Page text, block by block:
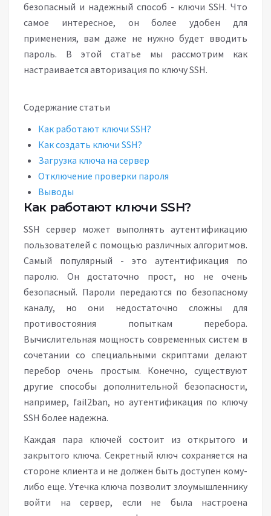
безопасный и надежный способ - ключи SSH. Что
самое интересное, он более удобен для
применения, вам даже не нужно будет вводить
пароль. В этой статье мы рассмотрим как
настраивается авторизация по ключу SSH.
Содержание статьи
Как работают ключи SSH?
Как создать ключи SSH?
Загрузка ключа на сервер
Отключение проверки пароля
Выводы
Как работают ключи SSH?
SSH сервер может выполнять аутентификацию
пользователей с помощью различных алгоритмов.
Самый популярный - это аутентификация по
паролю. Он достаточно прост, но не очень
безопасный. Пароли передаются по безопасному
каналу, но они недостаточно сложны для
противостояния попыткам перебора.
Вычислительная мощность современных систем в
сочетании со специальными скриптами делают
перебор очень простым. Конечно, существуют
другие способы дополнительной безопасности,
например, fail2ban, но аутентификация по ключу
SSH более надежна.
Каждая пара ключей состоит из открытого и
закрытого ключа. Секретный ключ сохраняется на
стороне клиента и не должен быть доступен кому-
либо еще. Утечка ключа позволит злоумышленнику
войти на сервер, если не была настроена